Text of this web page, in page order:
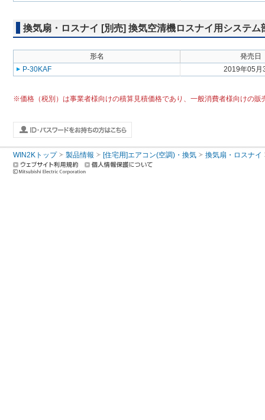
換気扇・ロスナイ [別売] 換気空清機ロスナイ用システ
形名
発売日
P-30KAF
2019年05月
※価格（税別）は事業者様向けの積算見積価格であり、一般消費者様向けの販
WIN2Kトップ 製品情報 [住宅用]エアコン(空調)・換気 換気扇・ロスナイ